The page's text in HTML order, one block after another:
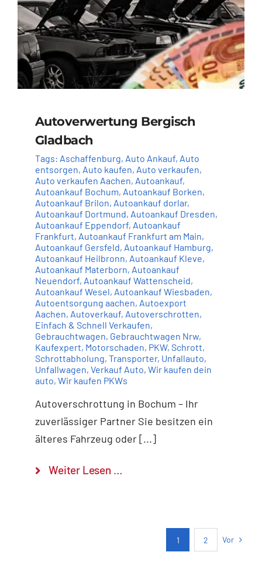
Autoverwertung Bergisch
Gladbach
Tags: Aschaffenburg, Auto Ankauf, Auto
entsorgen, Auto kaufen, Auto verkaufen,
Auto verkaufen Aachen, Autoankauf,
Autoankauf Bochum, Autoankauf Borken,
Autoankauf Brilon, Autoankauf dorlar,
Autoankauf Dortmund, Autoankauf Dresden,
Autoankauf Eppendorf, Autoankauf
Frankfurt, Autoankauf Frankfurt am Main,
Autoankauf Gersfeld, Autoankauf Hamburg,
Autoankauf Heilbronn, Autoankauf Kleve,
Autoankauf Materborn, Autoankauf
Neuendorf, Autoankauf Wattenscheid,
Autoankauf Wesel, Autoankauf Wiesbaden,
Autoentsorgung aachen, Autoexport
Aachen, Autoverkauf, Autoverschrotten,
Einfach & Schnell Verkaufen,
Gebrauchtwagen, Gebrauchtwagen Nrw,
Kaufexpert, Motorschaden, PKW, Schrott,
Schrottabholung, Transporter, Unfallauto,
Unfallwagen, Verkauf Auto, Wir kaufen dein
auto, Wir kaufen PKWs
Autoverschrottung in Bochum – Ihr
zuverlässiger Partner Sie besitzen ein
älteres Fahrzeug oder [...]
Weiter Lesen …
1 2 Vor